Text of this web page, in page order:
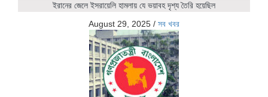
ইরানের জেলে ইসরায়েলি হামলায় যে ভয়াবহ দৃশ্য তৈরি হয়েছিল
August 29, 2025 / সব খবর